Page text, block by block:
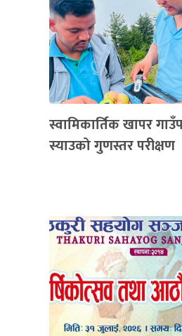
स्वामिकार्तिक खापर
स्याउको गुणस्तर परीक्षण